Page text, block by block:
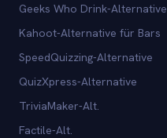
Geeks Who Drink-Alternative
Kahoot-Alternative für Bars
SpeedQuizzing-Alternative
QuizXpress-Alternative
TriviaMaker-Alt.
Factile-Alt.